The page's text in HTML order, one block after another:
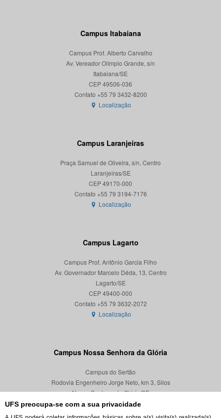
UFS preocupa-se com a sua privacidade
Campus Itabaiana
Campus Prof. Alberto Carvalho
Av. Vereador Olímpio Grande, s/n
Itabaiana/SE
CEP 49506-036
Localização
Campus Laranjeiras
Praça Samuel de Oliveira, s/n, Centro
Laranjeiras/SE
CEP 49170-000
Localização
Campus Lagarto
Campus Prof. Antônio Garcia Filho
Av. Governador Marcelo Déda, 13, Centro
Lagarto/SE
CEP 49400-000
Localização
Campus Nossa Senhora da Glória
Campus do Sertão
Rodovia Engenheiro Jorge Neto, km 3, Silos
Nossa Senhora da Glória/SE
CEP 49680-000